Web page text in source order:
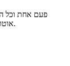
אוטומטי או לפי דרישה — ללא תהליכי עבודה מסובכים.